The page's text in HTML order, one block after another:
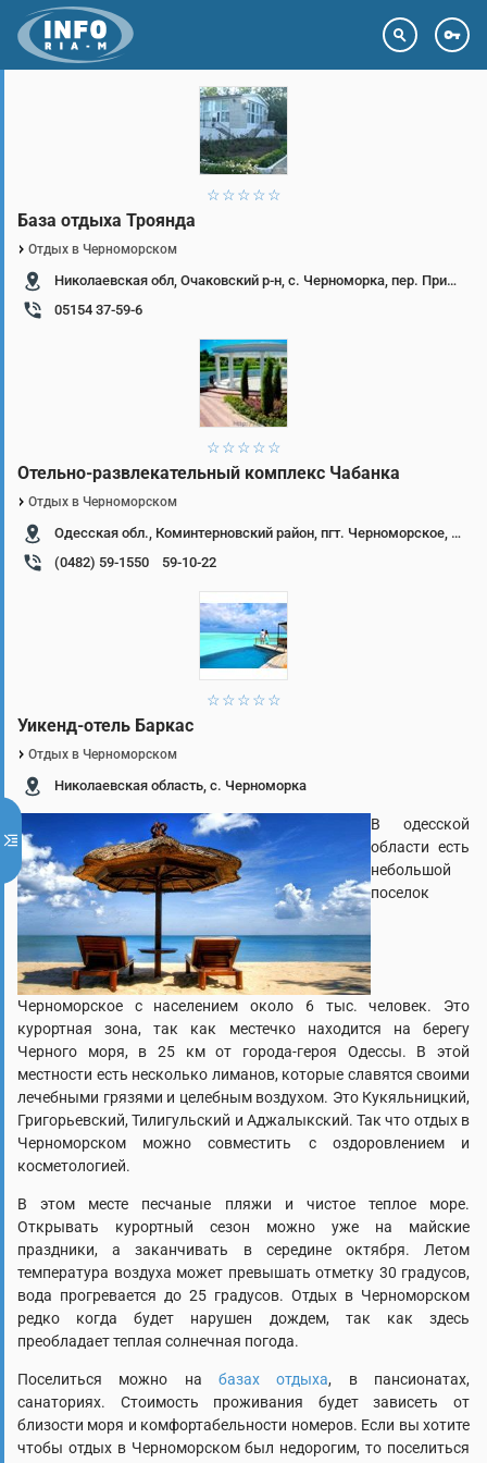
Пароль
Вход Регистрация
4 звезды
3 звезды
2 звезды
1 звезда
База отдыха Троянда
Отдых в Черноморском
Николаевская обл, Очаковский р-н, с. Черноморка, пер. Приморский 10
05154 37-59-6
4 звезды
3 звезды
2 звезды
1 звезда
Отельно-развлекательный комплекс Чабанка
Отдых в Черноморском
Одесская обл., Коминтерновский район, пгт. Черноморское, ул. Гвардейская, 50
(0482) 59-1550
59-10-22
4 звезды
3 звезды
2 звезды
1 звезда
Уикенд-отель Баркас
Отдых в Черноморском
Николаевская область, с. Черноморка
В одесской
области есть
небольшой
поселок
Черноморское с населением около 6 тыс. человек. Это
курортная зона, так как местечко находится на берегу
Черного моря, в 25 км от города-героя Одессы. В этой
местности есть несколько лиманов, которые славятся своими
лечебными грязями и целебным воздухом. Это Кукяльницкий,
Григорьевский, Тилигульский и Аджалыкский. Так что отдых в
Черноморском можно совместить с оздоровлением и
косметологией.
В этом месте песчаные пляжи и чистое теплое море.
Открывать курортный сезон можно уже на майские
праздники, а заканчивать в середине октября. Летом
температура воздуха может превышать отметку 30 градусов,
вода прогревается до 25 градусов. Отдых в Черноморском
редко когда будет нарушен дождем, так как здесь
преобладает теплая солнечная погода.
Поселиться можно на базах отдыха, в пансионатах,
санаториях. Стоимость проживания будет зависеть от
близости моря и комфортабельности номеров. Если вы хотите
чтобы отдых в Черноморском был недорогим, то поселиться